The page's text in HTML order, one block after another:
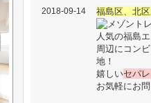
2018-09-14 福島区、北
人気の福島
周辺にコン
地！
嬉しいセパ
お気軽にお